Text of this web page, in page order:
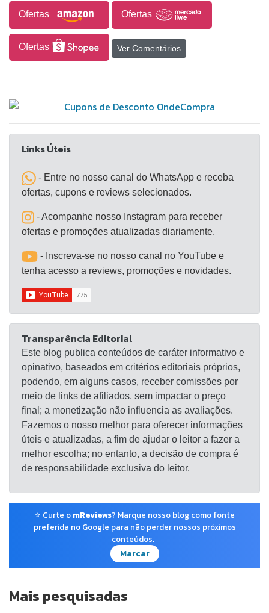
opções para a instalação dentro da propriedade.
Ofertas Ofertas
Ofertas Ver Comentários
Links Úteis
- Entre no nosso canal do WhatsApp e receba
ofertas, cupons e reviews selecionados.
- Acompanhe nosso Instagram para receber
ofertas e promoções atualizadas diariamente.
- Inscreva-se no nosso canal no YouTube e
tenha acesso a reviews, promoções e novidades.
Transparência Editorial
Este blog publica conteúdos de caráter informativo e
opinativo, baseados em critérios editoriais próprios,
podendo, em alguns casos, receber comissões por
meio de links de afiliados, sem impactar o preço
final; a monetização não influencia as avaliações.
Fazemos o nosso melhor para oferecer informações
úteis e atualizadas, a fim de ajudar o leitor a fazer a
melhor escolha; no entanto, a decisão de compra é
de responsabilidade exclusiva do leitor.
⭐ Curte o mReviews? Marque nosso blog como fonte
preferida no Google para não perder nossos próximos
conteúdos.
Marcar
Mais pesquisadas